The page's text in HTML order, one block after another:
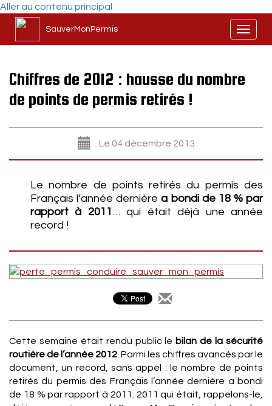
Aller au contenu principal
SauverMonPermis
Chiffres de 2012 : hausse du nombre
de points de permis retirés !
Le 04 décembre 2013
Le nombre de points retirés du permis des
Français l’année dernièrea bondi de 18 % par
rapport à 2011… qui était déjà une année
record !
Cette semaine était rendu public le bilan de la sécurité
routière de l’année 2012 . Parmi les chiffres avancés par le
document, un record, sans appel : le nombre de points
retirés du permis des Français l’année dernière a bondi
de 18 % par rapport à 2011. 2011 qui était, rappelons-le,